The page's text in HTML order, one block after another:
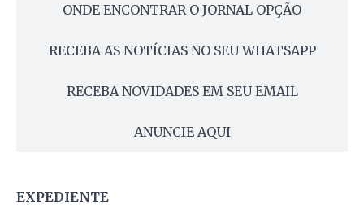
ONDE ENCONTRAR O JORNAL OPÇÃO
RECEBA AS NOTÍCIAS NO SEU WHATSAPP
RECEBA NOVIDADES EM SEU EMAIL
ANUNCIE AQUI
EXPEDIENTE